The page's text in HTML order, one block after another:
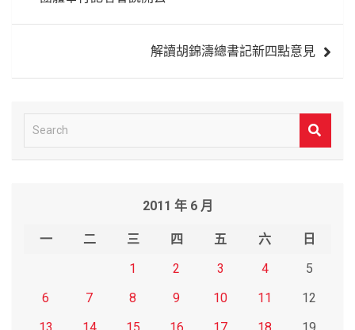
解讀胡錦濤總書記新四點意見
e
2011 年 6 月
一 二 三 四 五 六
日
1
2 3 4
5
6
7 8 9 10 11
12